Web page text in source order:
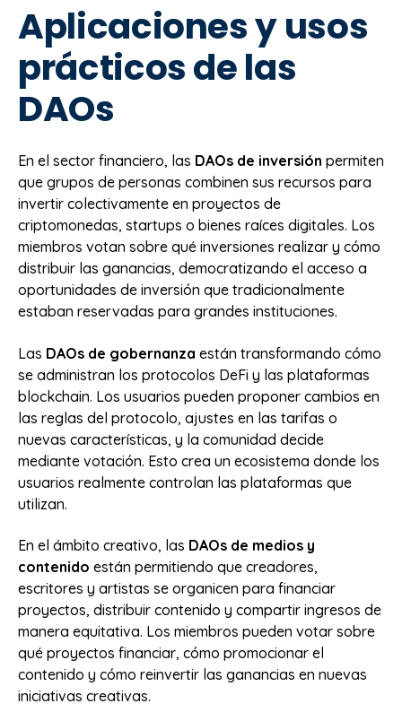
Aplicaciones y usos
prácticos de las
DAOs
En el sector financiero, las DAOs de inversión permiten
que grupos de personas combinen sus recursos para
invertir colectivamente en proyectos de
criptomonedas, startups o bienes raíces digitales. Los
miembros votan sobre qué inversiones realizar y cómo
distribuir las ganancias, democratizando el acceso a
oportunidades de inversión que tradicionalmente
estaban reservadas para grandes instituciones.
Las DAOs de gobernanza están transformando cómo
se administran los protocolos DeFi y las plataformas
blockchain. Los usuarios pueden proponer cambios en
las reglas del protocolo, ajustes en las tarifas o
nuevas características, y la comunidad decide
mediante votación. Esto crea un ecosistema donde los
usuarios realmente controlan las plataformas que
utilizan.
En el ámbito creativo, las DAOs de medios y
contenido están permitiendo que creadores,
escritores y artistas se organicen para financiar
proyectos, distribuir contenido y compartir ingresos de
manera equitativa. Los miembros pueden votar sobre
qué proyectos financiar, cómo promocionar el
contenido y cómo reinvertir las ganancias en nuevas
iniciativas creativas.